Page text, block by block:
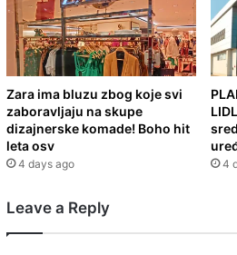
Zara ima bluzu zbog koje svi
zaboravljaju na skupe
dizajnerske komade! Boho hit
leta osv
4 days ago 4
Leave a Reply